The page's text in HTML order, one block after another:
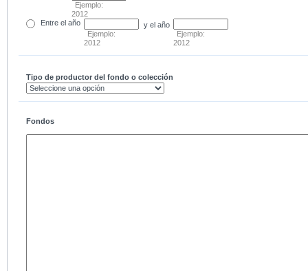
Ejemplo:
2012
Entre el año
Ejemplo:
2012
y el año
Ejemplo:
2012
Tipo de productor del fondo o colección
Fondos